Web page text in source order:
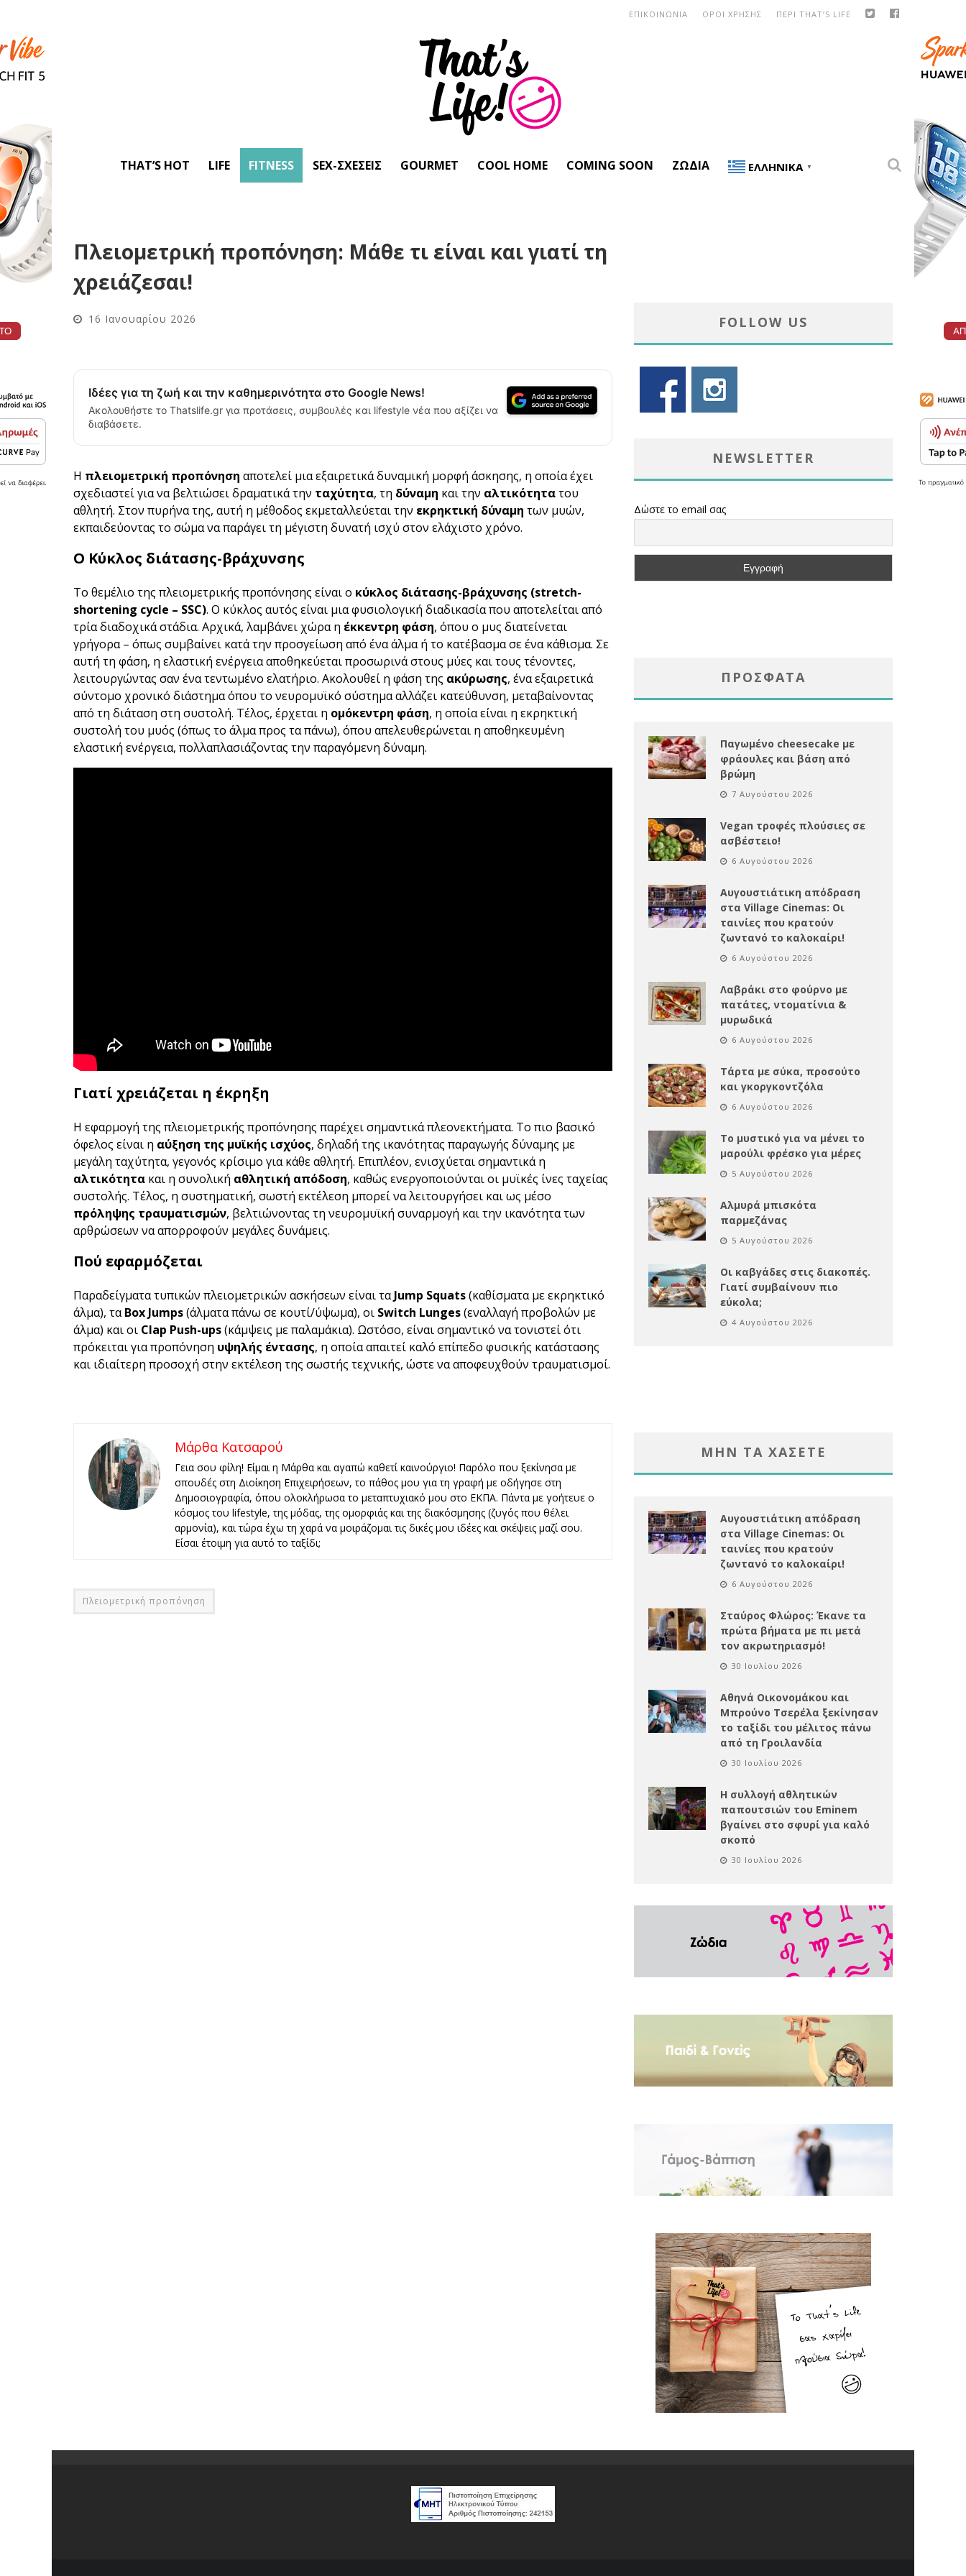
ΠΕΡΙ THAT’S LIFE
ΟΡΟΙ ΧΡΗΣΗΣ
ΕΠΙΚΟΙΝΩΝΙΑ
THAT’S HOT LIFE FITNESS SEX-ΣΧΈΣΕΙΣ GOURMET COOL HOME COMING SOON ΖΏΔΙΑ ΕΛΛΗΝΙΚΆ ▼
Πλειομετρική προπόνηση: Μάθε τι είναι και γιατί τη
χρειάζεσαι!
16 Ιανουαρίου 2026
Ιδέες για τη ζωή και την καθημερινότητα στο Google News!
Ακολουθήστε το Thatslife.gr για προτάσεις, συμβουλές και lifestyle νέα που αξίζει να
διαβάσετε.
Η πλειομετρική προπόνηση αποτελεί μια εξαιρετικά δυναμική μορφή άσκησης, η οποία έχει
σχεδιαστεί για να βελτιώσει δραματικά την ταχύτητα, τη δύναμη και την αλτικότητατου
αθλητή. Στον πυρήνα της, αυτή η μέθοδος εκμεταλλεύεται την εκρηκτική δύναμη των μυών,
εκπαιδεύοντας το σώμα να παράγει τη μέγιστη δυνατή ισχύ στον ελάχιστο χρόνο.
Ο Κύκλος διάτασης-βράχυνσης
Το θεμέλιο της πλειομετρικής προπόνησης είναι ο κύκλος διάτασης-βράχυνσης (stretch-
shortening cycle – SSC). Ο κύκλος αυτός είναι μια φυσιολογική διαδικασία που αποτελείται από
τρία διαδοχικά στάδια. Αρχικά, λαμβάνει χώρα η έκκεντρη φάση, όπου ο μυς διατείνεται
γρήγορα – όπως συμβαίνει κατά την προσγείωση από ένα άλμα ή το κατέβασμα σε ένα κάθισμα. Σε
αυτή τη φάση, η ελαστική ενέργεια αποθηκεύεται προσωρινά στους μύες και τους τένοντες,
λειτουργώντας σαν ένα τεντωμένο ελατήριο. Ακολουθεί η φάση της ακύρωσης, ένα εξαιρετικά
σύντομο χρονικό διάστημα όπου το νευρομυϊκό σύστημα αλλάζει κατεύθυνση, μεταβαίνοντας
από τη διάταση στη συστολή. Τέλος, έρχεται η ομόκεντρη φάση, η οποία είναι η εκρηκτική
συστολή του μυός (όπως το άλμα προς τα πάνω), όπου απελευθερώνεται η αποθηκευμένη
ελαστική ενέργεια, πολλαπλασιάζοντας την παραγόμενη δύναμη.
Γιατί χρειάζεται η έκρηξη
Η εφαρμογή της πλειομετρικής προπόνησης παρέχει σημαντικά πλεονεκτήματα. Το πιο βασικό
όφελος είναι η αύξηση της μυϊκής ισχύος, δηλαδή της ικανότητας παραγωγής δύναμης με
μεγάλη ταχύτητα, γεγονός κρίσιμο για κάθε αθλητή. Επιπλέον, ενισχύεται σημαντικά η
αλτικότητα και η συνολική αθλητική απόδοση, καθώς ενεργοποιούνται οι μυϊκές ίνες ταχείας
συστολής. Τέλος, η συστηματική, σωστή εκτέλεση μπορεί να λειτουργήσει και ως μέσο
πρόληψης τραυματισμών, βελτιώνοντας τη νευρομυϊκή συναρμογή και την ικανότητα των
αρθρώσεων να απορροφούν μεγάλες δυνάμεις.
Πού εφαρμόζεται
Παραδείγματα τυπικών πλειομετρικών ασκήσεων είναι ταJump Squats(καθίσματα με εκρηκτικό
άλμα), ταBox Jumps(άλματα πάνω σε κουτί/ύψωμα), οι Switch Lunges(εναλλαγή προβολών με
άλμα) και οι Clap Push-ups(κάμψεις με παλαμάκια). Ωστόσο, είναι σημαντικό να τονιστεί ότι
πρόκειται για προπόνηση υψηλής έντασης, η οποία απαιτεί καλό επίπεδο φυσικής κατάστασης
και ιδιαίτερη προσοχή στην εκτέλεση της σωστής τεχνικής, ώστε να αποφευχθούν τραυματισμοί.
Μάρθα Κατσαρού
Γεια σου φίλη! Είμαι η Μάρθα και αγαπώ καθετί καινούργιο! Παρόλο που ξεκίνησα με
σπουδές στη Διοίκηση Επιχειρήσεων, το πάθος μου για τη γραφή με οδήγησε στη
Δημοσιογραφία, όπου ολοκλήρωσα το μεταπτυχιακό μου στο ΕΚΠΑ. Πάντα με γοήτευε ο
κόσμος του lifestyle, της μόδας, της ομορφιάς και της διακόσμησης (ζυγός που θέλει
αρμονία), και τώρα έχω τη χαρά να μοιράζομαι τις δικές μου ιδέες και σκέψεις μαζί σου.
Είσαι έτοιμη για αυτό το ταξίδι;
Πλειομετρική προπόνηση
FOLLOW US
NEWSLETTER
Δώστε το email σας
ΠΡΌΣΦΑΤΑ
Παγωμένο cheesecake με
φράουλες και βάση από
βρώμη
7 Αυγούστου 2026
Vegan τροφές πλούσιες σε
ασβέστειο!
6 Αυγούστου 2026
Αυγουστιάτικη απόδραση
στα Village Cinemas: Οι
ταινίες που κρατούν
ζωντανό το καλοκαίρι!
6 Αυγούστου 2026
Λαβράκι στο φούρνο με
πατάτες, ντοματίνια &
μυρωδικά
6 Αυγούστου 2026
Τάρτα με σύκα, προσούτο
και γκοργκοντζόλα
6 Αυγούστου 2026
Το μυστικό για να μένει το
μαρούλι φρέσκο για μέρες
5 Αυγούστου 2026
Αλμυρά μπισκότα
παρμεζάνας
5 Αυγούστου 2026
Οι καβγάδες στις διακοπές.
Γιατί συμβαίνουν πιο
εύκολα;
4 Αυγούστου 2026
ΜΗΝ ΤΑ ΧΑΣΕΤΕ
Αυγουστιάτικη απόδραση
στα Village Cinemas: Οι
ταινίες που κρατούν
ζωντανό το καλοκαίρι!
6 Αυγούστου 2026
Σταύρος Φλώρος: Έκανε τα
πρώτα βήματα με πι μετά
τον ακρωτηριασμό!
30 Ιουλίου 2026
Αθηνά Οικονομάκου και
Μπρούνο Τσερέλα ξεκίνησαν
το ταξίδι του μέλιτος πάνω
από τη Γροιλανδία
30 Ιουλίου 2026
Η συλλογή αθλητικών
παπουτσιών του Eminem
βγαίνει στο σφυρί για καλό
σκοπό
30 Ιουλίου 2026